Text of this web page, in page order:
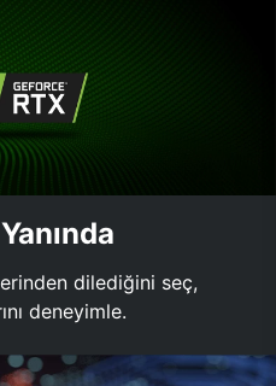
dilediğini seç,
deneyimle.